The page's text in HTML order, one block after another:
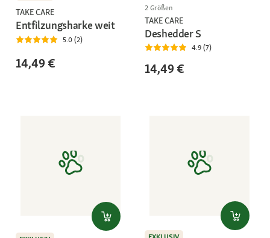
TAKE CARE
Entfilzungsharke weit
5.0 (2)
14,49 €
2 Größen
TAKE CARE
Deshedder S
4.9 (7)
14,49 €